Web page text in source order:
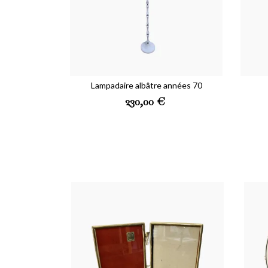
Lampadaire albâtre années 70
Preis
230,00 €